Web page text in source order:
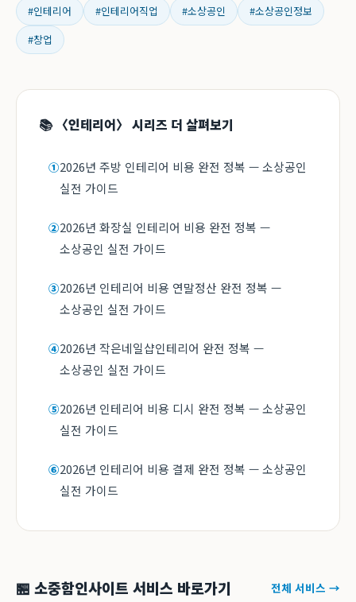
#인테리어 #인테리어직업 #소상공인
#소상공인정보
#창업
📚 〈인테리어〉 시리즈 더 살펴보기
①2026년 주방 인테리어 비용 완전 정복 — 소상공인
실전 가이드
②2026년 화장실 인테리어 비용 완전 정복 —
소상공인 실전 가이드
③2026년 인테리어 비용 연말정산 완전 정복 —
소상공인 실전 가이드
④2026년 작은네일샵인테리어 완전 정복 —
소상공인 실전 가이드
⑤2026년 인테리어 비용 디시 완전 정복 — 소상공인
실전 가이드
⑥2026년 인테리어 비용 결제 완전 정복 — 소상공인
실전 가이드
🏪 소중함인사이트 서비스 바로가기 전체 서비스 →